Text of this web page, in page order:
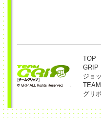
TOP
GRIP
ジョ
グリ